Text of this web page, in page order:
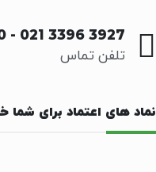
021 3396 3927
-
تلفن تماس
نماد های اعتماد برای شما